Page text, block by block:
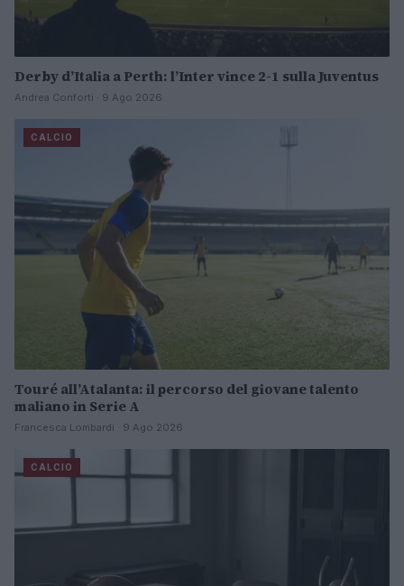
Derby d’Italia a Perth: l’Inter vince 2-1 sulla Juventus
Andrea Conforti · 9 Ago 2026
CALCIO
Touré all’Atalanta: il percorso del giovane talento
maliano in Serie A
Francesca Lombardi · 9 Ago 2026
CALCIO